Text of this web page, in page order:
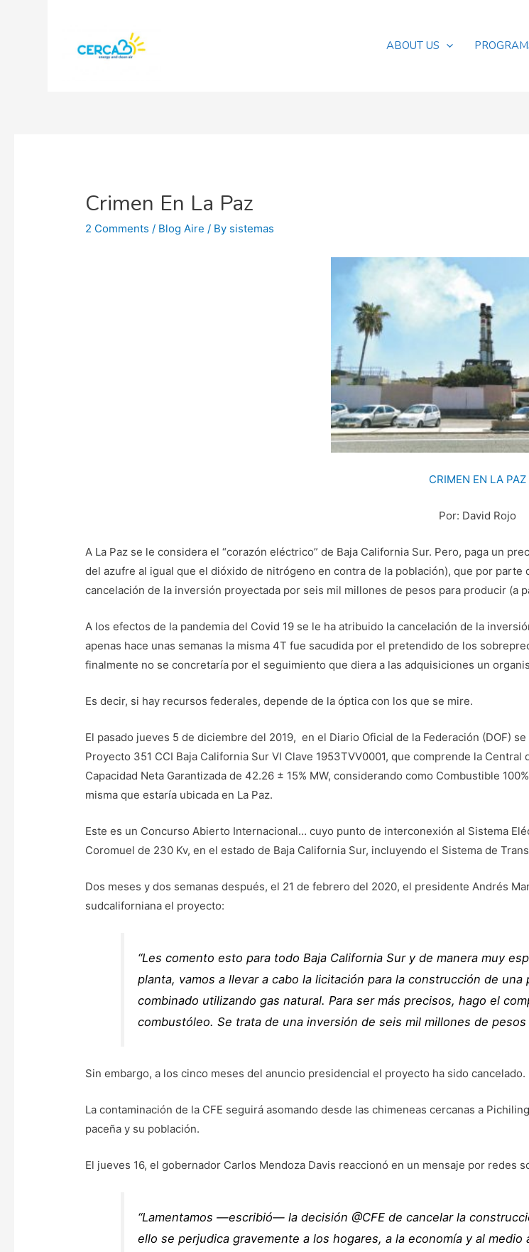
ABOUT US
Crimen En La Paz
2 Comments / Blog Aire / By sistemas
CRIMEN EN LA PAZ
Por: David Rojo
A La Paz se le considera el “corazón eléctrico” de Baja California Sur. Pero, paga un
del azufre al igual que el dióxido de nitrógeno en contra de la población), que por
cancelación de la inversión proyectada por seis mil millones de pesos para producir (a
A los efectos de la pandemia del Covid 19 se le ha atribuido la cancelación de la
apenas hace unas semanas la misma 4T fue sacudida por el pretendido de los
finalmente no se concretaría por el seguimiento que diera a las adquisiciones un
Es decir, si hay recursos federales, depende de la óptica con los que se mire.
El pasado jueves 5 de diciembre del 2019, en el Diario Oficial de la Federación (DOF)
Proyecto 351 CCI Baja California Sur VI Clave 1953TVV0001, que comprende la
Capacidad Neta Garantizada de 42.26 ± 15% MW, considerando como Combustible
misma que estaría ubicada en La Paz.
Este es un Concurso Abierto Internacional… cuyo punto de interconexión al Sistema
Coromuel de 230 Kv, en el estado de Baja California Sur, incluyendo el Sistema de
Dos meses y dos semanas después, el 21 de febrero del 2020, el presidente Andrés
sudcaliforniana el proyecto:
“Les comento esto para todo Baja California Sur y de manera muy
planta, vamos a llevar a cabo la licitación para la construcción de
combinado utilizando gas natural. Para ser más precisos, hago el
combustóleo. Se trata de una inversión de seis mil millones de pesos
Sin embargo, a los cinco meses del anuncio presidencial el proyecto ha sido cancelado.
La contaminación de la CFE seguirá asomando desde las chimeneas cercanas a
paceña y su población.
El jueves 16, el gobernador Carlos Mendoza Davis reaccionó en un mensaje por redes
“Lamentamos —escribió— la decisión @CFE de cancelar la
ello se perjudica gravemente a los hogares, a la economía y al medio